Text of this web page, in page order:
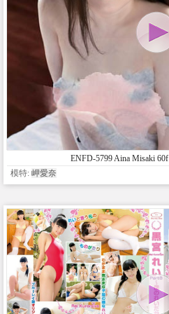
ENFD-5799 Aina Misaki
模特: 岬愛奈